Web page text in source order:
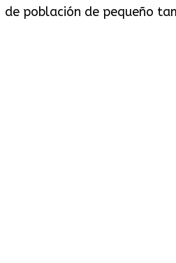
de población de pequeño